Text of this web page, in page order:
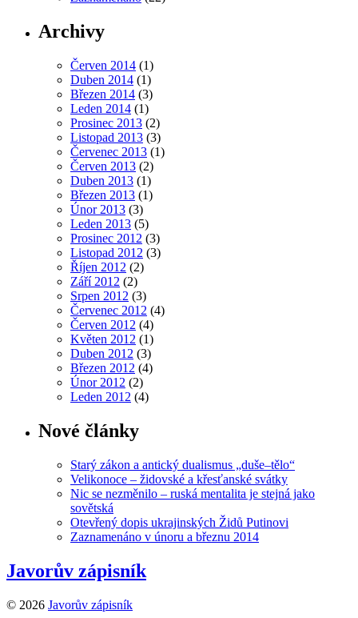
Archivy
Červen 2014 (1)
Duben 2014 (1)
Březen 2014 (3)
Leden 2014 (1)
Prosinec 2013 (2)
Listopad 2013 (3)
Červenec 2013 (1)
Červen 2013 (2)
Duben 2013 (1)
Březen 2013 (1)
Únor 2013 (3)
Leden 2013 (5)
Prosinec 2012 (3)
Listopad 2012 (3)
Říjen 2012 (2)
Září 2012 (2)
Srpen 2012 (3)
Červenec 2012 (4)
Červen 2012 (4)
Květen 2012 (1)
Duben 2012 (3)
Březen 2012 (4)
Únor 2012 (2)
Leden 2012 (4)
Nové články
Starý zákon a antický dualismus „duše–tělo“
Velikonoce – židovské a křesťanské svátky
Nic se nezměnilo – ruská mentalita je stejná jako
sovětská
Otevřený dopis ukrajinských Židů Putinovi
Zaznamenáno v únoru a březnu 2014
Javorův zápisník
© 2026 Javorův zápisník